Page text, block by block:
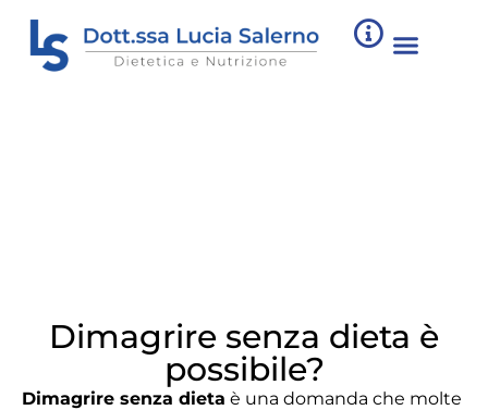
Dimagrire senza dieta è
possibile?
Dimagrire senza dieta è una domanda che molte